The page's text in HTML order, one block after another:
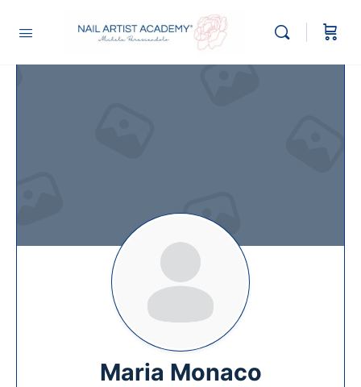
Maria Monaco